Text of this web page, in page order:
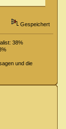
Gespeichert
38%
und die